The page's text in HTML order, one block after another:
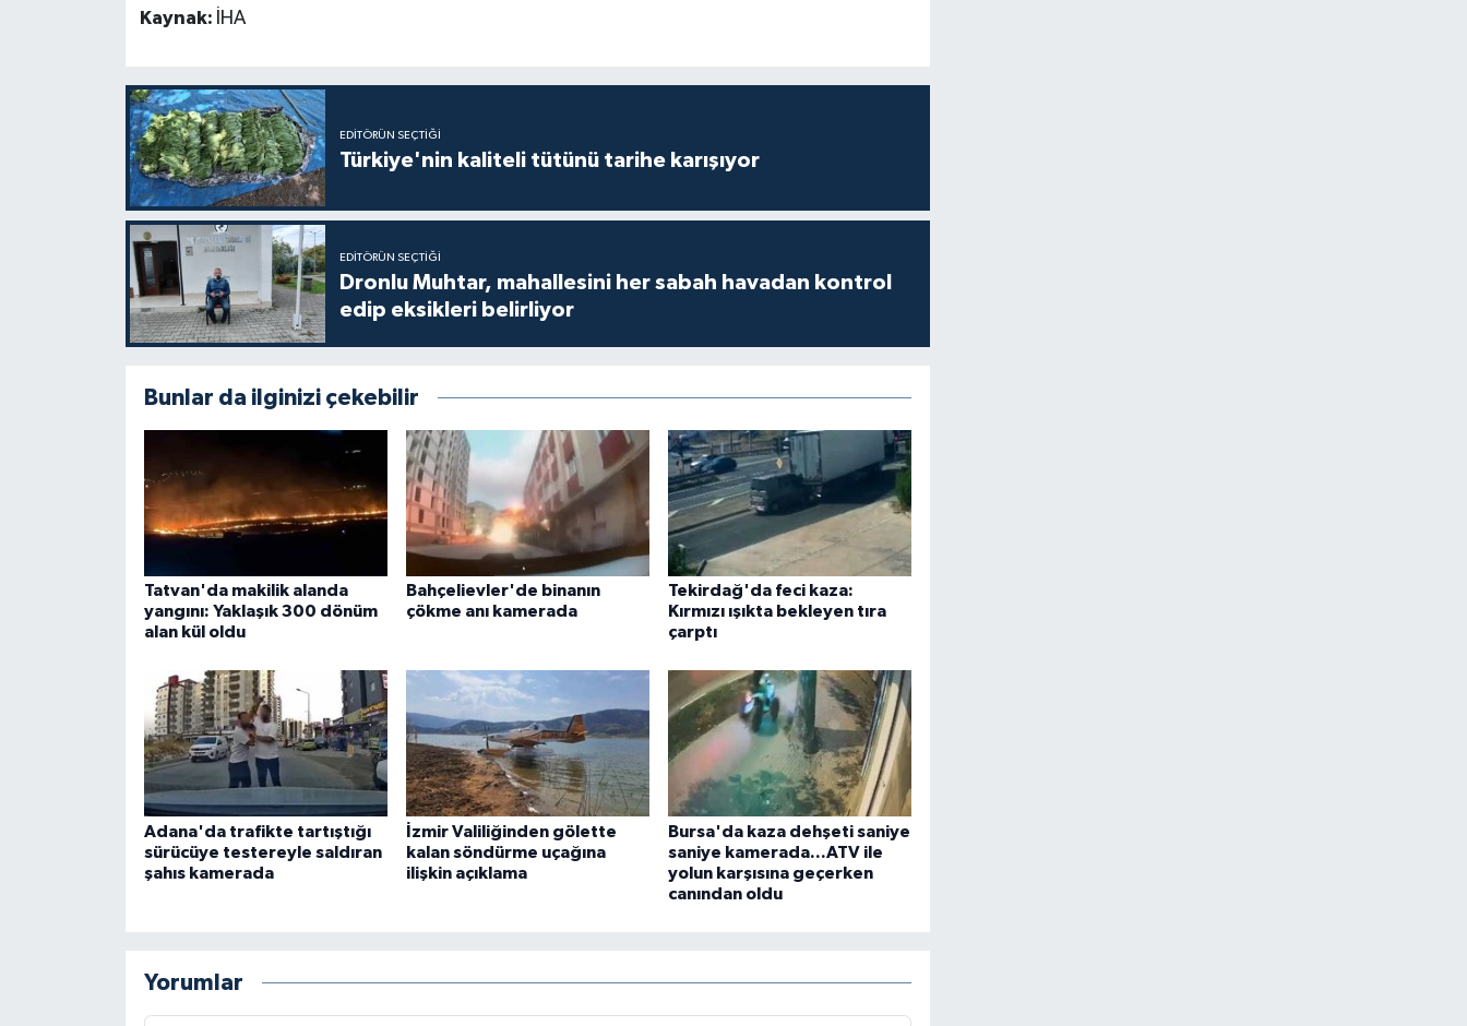
Kaynak: İHA
EDITÖRÜN SEÇTIĞI
Türkiye'nin kaliteli tütünü tarihe karışıyor
EDITÖRÜN SEÇTIĞI
Dronlu Muhtar, mahallesini her sabah havadan kontrol
edip eksikleri belirliyor
Bunlar da ilginizi çekebilir
Tatvan'da makilik alanda
yangını: Yaklaşık 300 dönüm
alan kül oldu
Bahçelievler'de binanın
çökme anı kamerada
Tekirdağ'da feci kaza:
Kırmızı ışıkta bekleyen tıra
çarptı
Adana'da trafikte tartıştığı
sürücüye testereyle saldıran
şahıs kamerada
İzmir Valiliğinden gölette
kalan söndürme uçağına
ilişkin açıklama
Bursa'da kaza dehşeti saniye
saniye kamerada...ATV ile
yolun karşısına geçerken
canından oldu
Yorumlar